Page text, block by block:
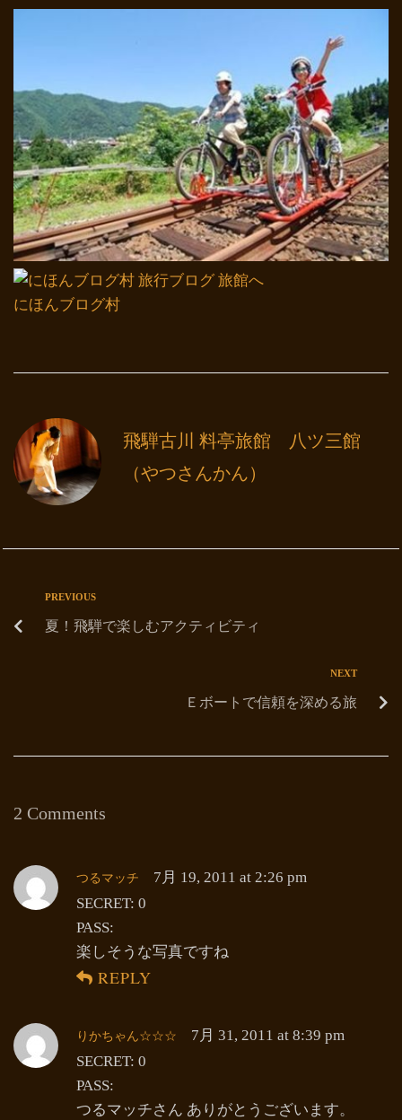
にほんブログ村
飛騨古川 料亭旅館 八ツ三館
（やつさんかん）
PREVIOUS
夏！飛騨で楽しむアクティビティ
NEXT
Ｅボートで信頼を深める旅
2 Comments
つるマッチ
7月 19, 2011 at 2:26 pm
SECRET: 0
PASS:
楽しそうな写真ですね
REPLY
りかちゃん☆☆☆
7月 31, 2011 at 8:39 pm
SECRET: 0
PASS:
つるマッチさん ありがとうございます。